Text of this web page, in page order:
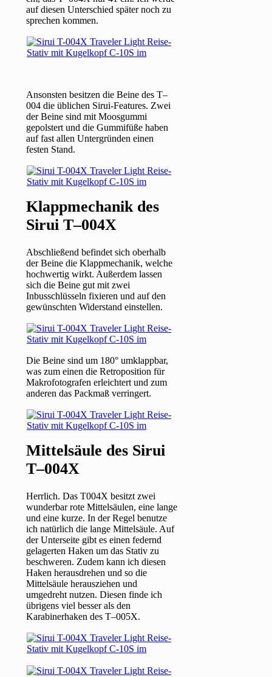
auf diesen Unterschied später noch zu
sprechen kommen.
Ansonsten besitzen die Beine des T–
004 die üblichen Sirui-Features. Zwei
der Beine sind mit Moosgummi
gepolstert und die Gummifüße haben
auf fast allen Untergründen einen
festen Stand.
Klappmechanik des
Sirui T–004X
Abschließend befindet sich oberhalb
der Beine die Klappmechanik, welche
hochwertig wirkt. Außerdem lassen
sich die Beine gut mit zwei
Inbusschlüsseln fixieren und auf den
gewünschten Widerstand einstellen.
Die Beine sind um 180° umklappbar,
was zum einen die Retroposition für
Makrofotografen erleichtert und zum
anderen das Packmaß verringert.
Mittelsäule des Sirui
T–004X
Herrlich. Das T004X besitzt zwei
wunderbar rote Mittelsäulen, eine lange
und eine kurze. In der Regel benutze
ich natürlich die lange Mittelsäule. Auf
der Unterseite gibt es einen federnd
gelagerten Haken um das Stativ zu
beschweren. Zudem kann ich diesen
Haken herausdrehen und so die
Mittelsäule herausziehen und
umgedreht nutzen. Diesen finde ich
übrigens viel besser als den
Karabinerhaken des T–005X.